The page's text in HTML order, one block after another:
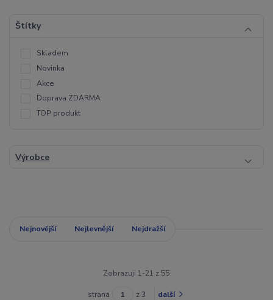
Štítky
Skladem
Novinka
Akce
Doprava ZDARMA
TOP produkt
Výrobce
Nejnovější Nejlevnější Nejdražší
Zobrazuji 1-21 z 55
strana z 3 další